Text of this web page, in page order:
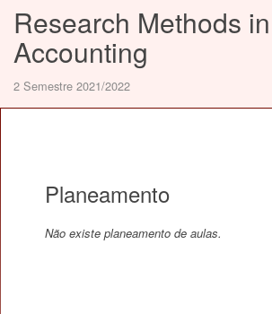
Research Methods in
Accounting
2 Semestre 2021/2022
Planeamento
Não existe planeamento de aulas.